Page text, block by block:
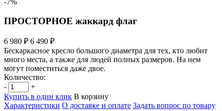
-7%
ПРОСТОРНОЕ жаккард флаг
6 980 ₽ 6 490 ₽
Бескаркасное кресло большого диаметра для тех, кто любит
много места, а также для людей полных размеров. На нем
могут поместиться даже двое.
Количество:
-
+
Купить в один клик В корзину
Характеристики О доставке и оплате Задать вопрос по товару